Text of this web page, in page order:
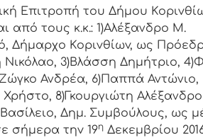
Επιτρoπή τoυ Δήμoυ
από τoυς κ.κ.: 1)Αλέξανδρο Μ.
Δήμαρχo Κoριvθίωv, ως
Νικόλαο, 3)Βλάσση Δημήτριο,
Ανδρέα, 6)Παππά Αντώνιο,
8)Γκουργιώτη Αλέξανδρο
Δημ. Συμβoύλoυς, ως
σήμερα τηv 19η Δεκεμβρίου